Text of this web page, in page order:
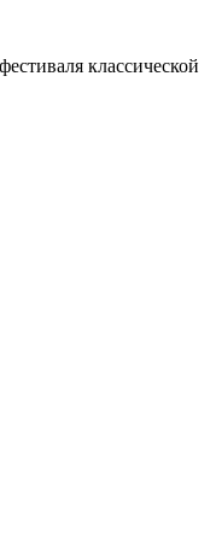
классической